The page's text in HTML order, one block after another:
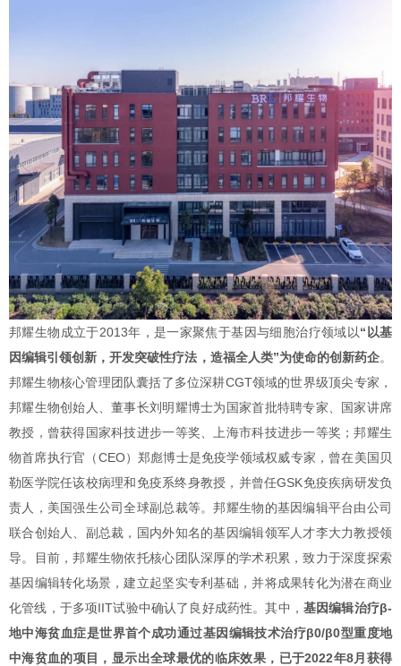
邦耀生物成立于2013年，是一家聚焦于基因与细胞治疗领域以“以基
因编辑引领创新，开发突破性疗法，造福全人类”为使命的创新药企。
邦耀生物核心管理团队囊括了多位深耕CGT领域的世界级顶尖专家，
邦耀生物创始人、董事长刘明耀博士为国家首批特聘专家、国家讲席
教授，曾获得国家科技进步一等奖、上海市科技进步一等奖；邦耀生
物首席执行官（CEO）郑彪博士是免疫学领域权威专家，曾在美国贝
勒医学院任该校病理和免疫系终身教授，并曾任GSK免疫疾病研发负
责人，美国强生公司全球副总裁等。邦耀生物的基因编辑平台由公司
联合创始人、副总裁，国内外知名的基因编辑领军人才李大力教授领
导。目前，邦耀生物依托核心团队深厚的学术积累，致力于深度探索
基因编辑转化场景，建立起坚实专利基础，并将成果转化为潜在商业
化管线，于多项IIT试验中确认了良好成药性。其中， 基因编辑治疗β-
地中海贫血症是世界首个成功通过基因编辑技术治疗β0/β0型重度地
中海贫血的项目，显示出全球最优的临床效果，已于2022年8月获得